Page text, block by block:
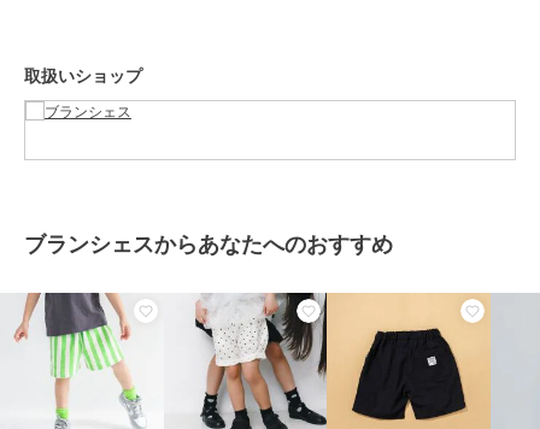
岐にわたる。
プライベートでは2人の女の子のママであり、次女の出産を機に出版
商品画像をご覧ください。
モニター環境により実際のカラーと画像の色味が
違って見える場合が御座います。
予めご了承の上、ご注文下さい。
※店頭・外での撮影画像は光の加減で、
実際の商品より明るく見える場合が御座います。
取扱いショップ
ブランシェスからあなたへのおすすめ